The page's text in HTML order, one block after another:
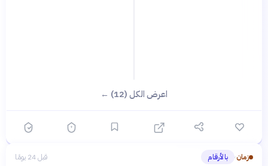
اعرض الكل (12) ←
زمان› بالأرقام قبل 24 يومًا